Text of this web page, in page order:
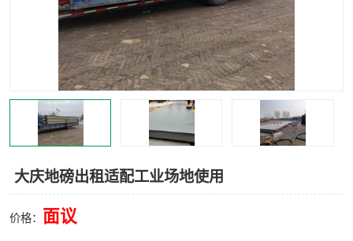
大庆地磅出租适配工业场地使用
价格： 面议
冷却塔 食品螺旋塔
撕碎机 木材撕碎机
塑料撕碎机 金属撕碎机